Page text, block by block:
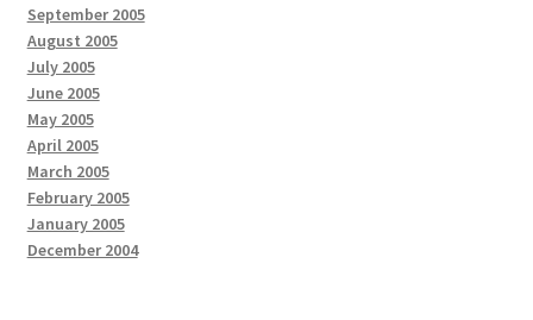
September 2005
August 2005
July 2005
June 2005
May 2005
April 2005
March 2005
February 2005
January 2005
December 2004